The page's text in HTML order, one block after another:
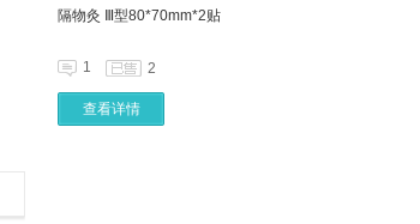
隔物灸 Ⅲ型80*70mm*2贴
1 2
查看详情